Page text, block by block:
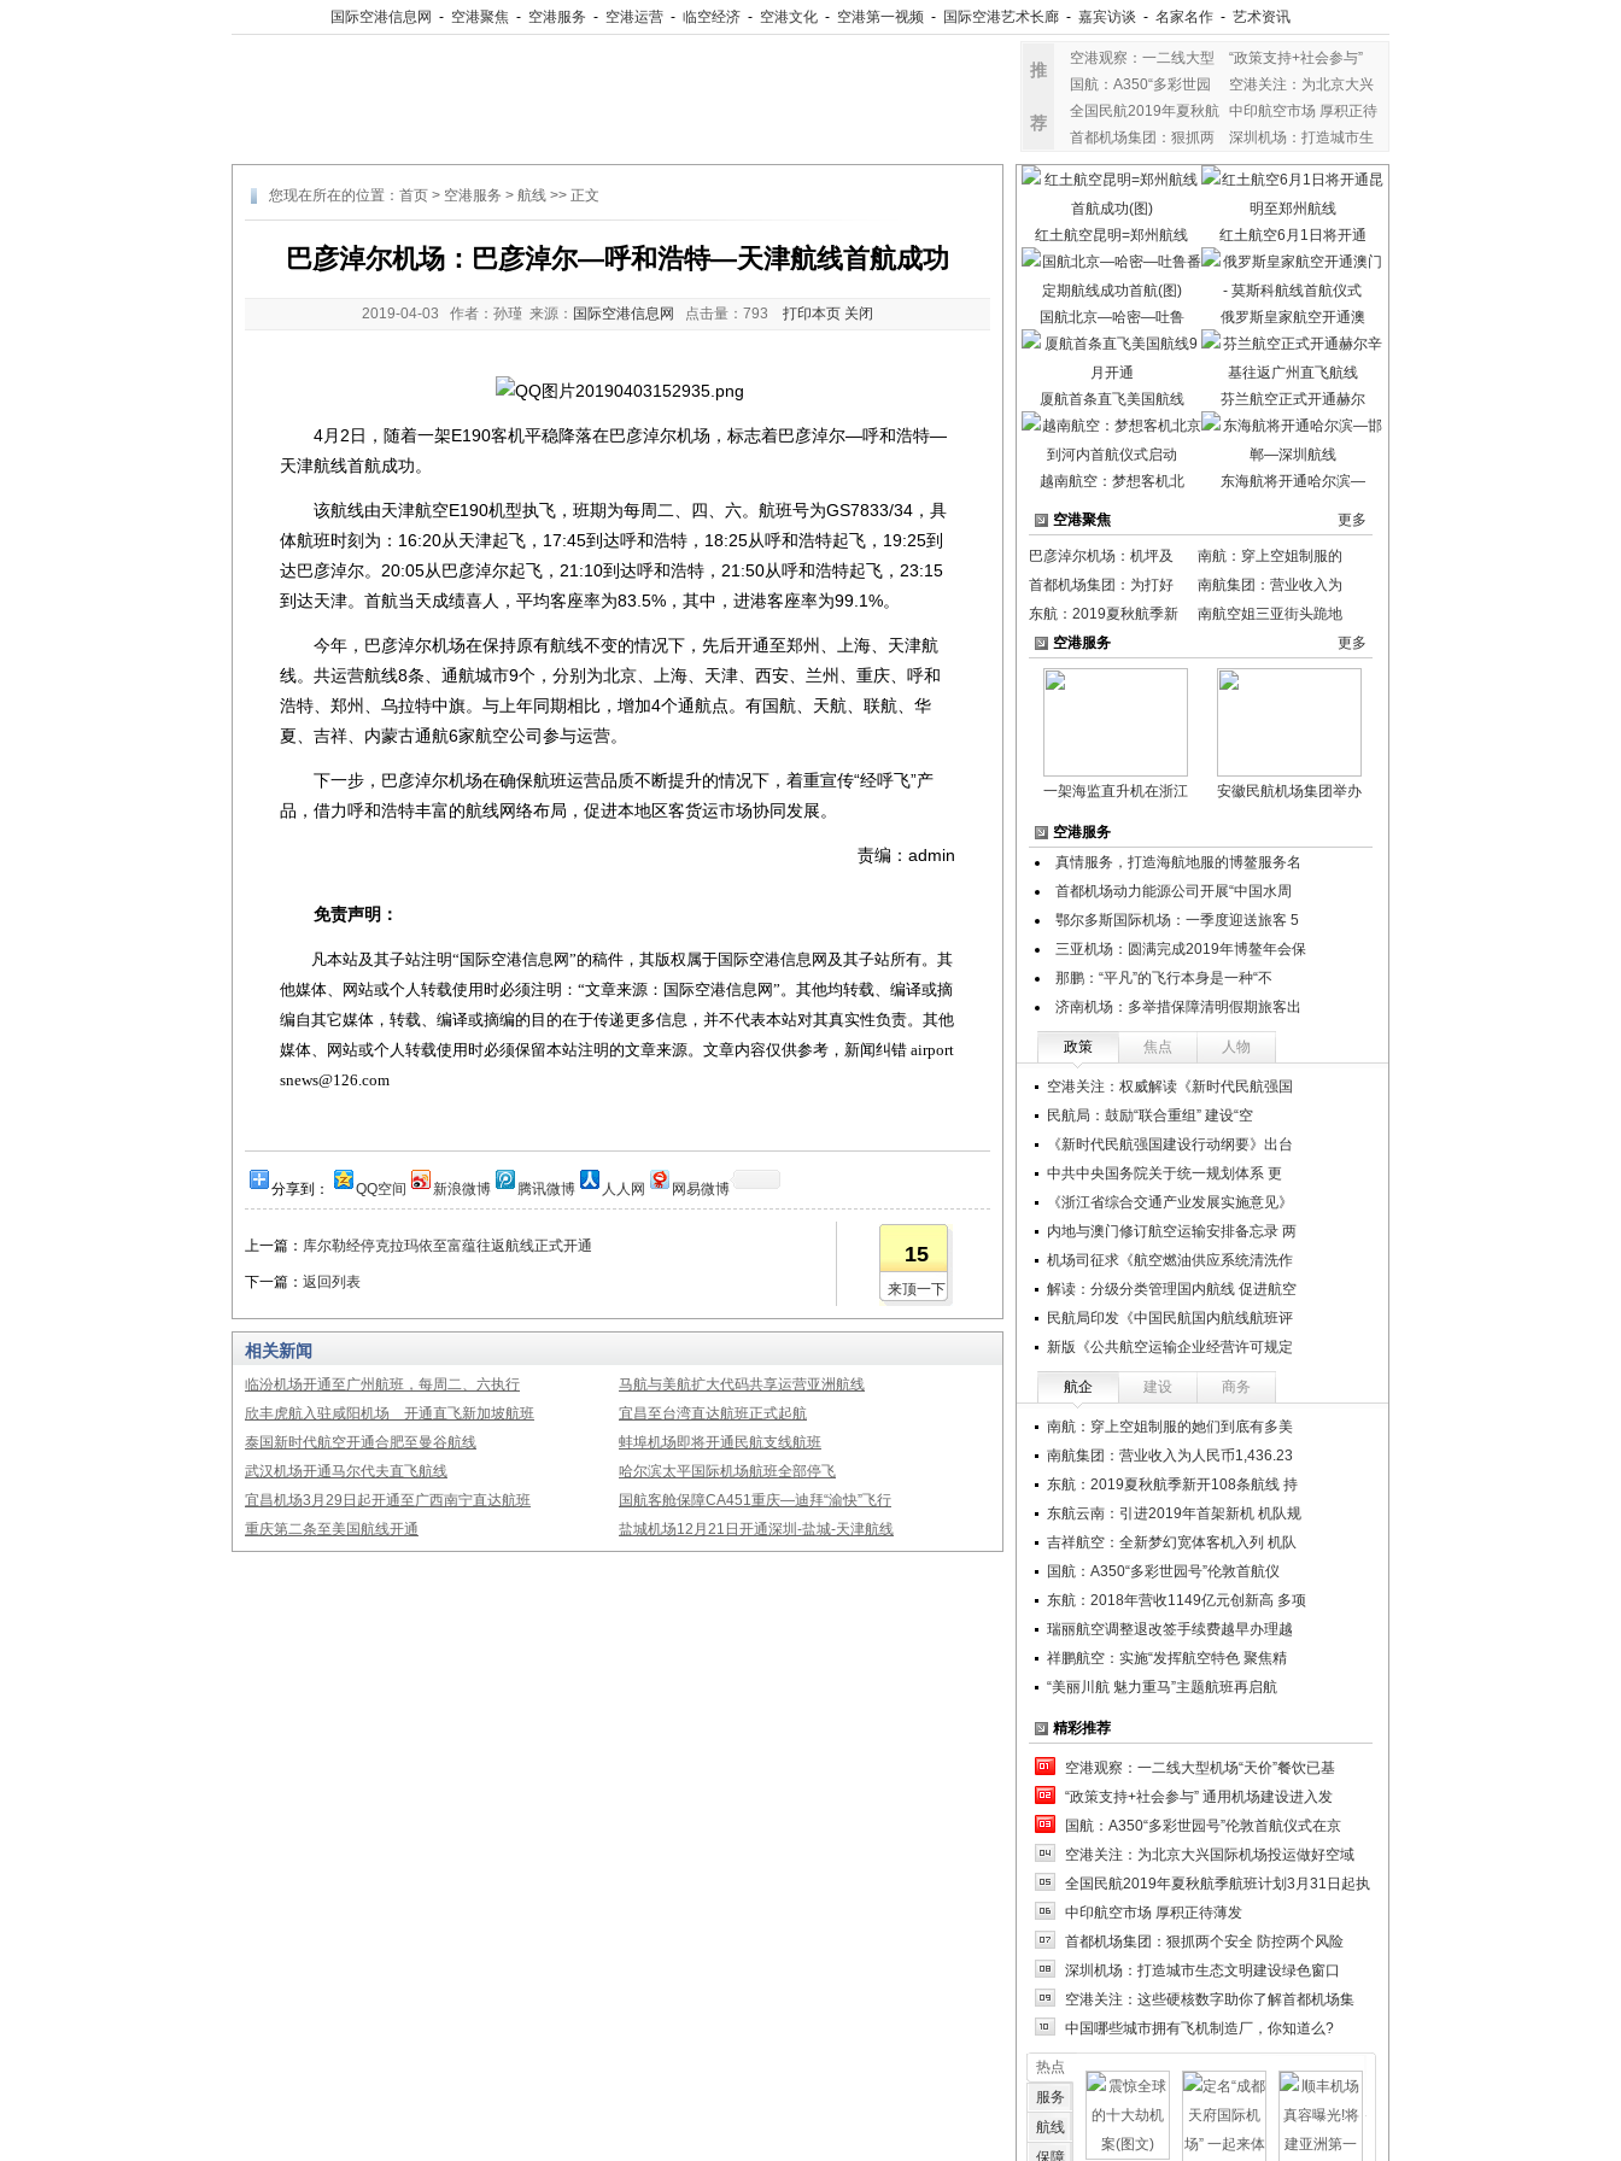
国际空港信息网 - 空港聚焦 - 空港服务 - 空港运营 - 临空经济 - 空港文化 - 空港第一视频 - 国际空港艺术长廊 - 嘉宾访谈 - 名家名作 - 艺术资讯
推
荐
空港观察：一二线大型
“政策支持+社会参与”
国航：A350“多彩世园
空港关注：为北京大兴
全国民航2019年夏秋航 中印航空市场 厚积正待
首都机场集团：狠抓两
深圳机场：打造城市生
您现在所在的位置： 首页 > 空港服务 > 航线 >> 正文
巴彦淖尔机场：巴彦淖尔—呼和浩特—天津航线首航成功
2019-04-03 作者：孙瑾 来源： 国际空港信息网 点击量： 793 打印本页 关闭
4月2日，随着一架E190客机平稳降落在巴彦淖尔机场，标志着巴彦淖尔—呼和浩特—
天津航线首航成功。
该航线由天津航空E190机型执飞，班期为每周二、四、六。航班号为GS7833/34，具
体航班时刻为：16:20从天津起飞，17:45到达呼和浩特，18:25从呼和浩特起飞，19:25到
达巴彦淖尔。20:05从巴彦淖尔起飞，21:10到达呼和浩特，21:50从呼和浩特起飞，23:15
到达天津。首航当天成绩喜人，平均客座率为83.5%，其中，进港客座率为99.1%。
今年，巴彦淖尔机场在保持原有航线不变的情况下，先后开通至郑州、上海、天津航
线。共运营航线8条、通航城市9个，分别为北京、上海、天津、西安、兰州、重庆、呼和
浩特、郑州、乌拉特中旗。与上年同期相比，增加4个通航点。有国航、天航、联航、华
夏、吉祥、内蒙古通航6家航空公司参与运营。
下一步，巴彦淖尔机场在确保航班运营品质不断提升的情况下，着重宣传“经呼飞”产
品，借力呼和浩特丰富的航线网络布局，促进本地区客货运市场协同发展。
责编：admin
免责声明：
凡本站及其子站注明“国际空港信息网”的稿件，其版权属于国际空港信息网及其子站所有。其
他媒体、网站或个人转载使用时必须注明：“文章来源：国际空港信息网”。其他均转载、编译或摘
编自其它媒体，转载、编译或摘编的目的在于传递更多信息，并不代表本站对其真实性负责。其他
媒体、网站或个人转载使用时必须保留本站注明的文章来源。文章内容仅供参考，新闻纠错 airport
snews@126.com
分享到： QQ空间 新浪微博 腾讯微博 人人网 网易微博
上一篇： 库尔勒经停克拉玛依至富蕴往返航线正式开通
下一篇： 返回列表
15
来顶一下
相关新闻
临汾机场开通至广州航班，每周二、六执行
马航与美航扩大代码共享运营亚洲航线
欣丰虎航入驻咸阳机场 开通直飞新加坡航班
宜昌至台湾直达航班正式起航
泰国新时代航空开通合肥至曼谷航线
蚌埠机场即将开通民航支线航班
武汉机场开通马尔代夫直飞航线
哈尔滨太平国际机场航班全部停飞
宜昌机场3月29日起开通至广西南宁直达航班
国航客舱保障CA451重庆—迪拜“渝快”飞行
重庆第二条至美国航线开通
盐城机场12月21日开通深圳-盐城-天津航线
红土航空昆明=郑州航线 红土航空6月1日将开通
国航北京—哈密—吐鲁 俄罗斯皇家航空开通澳
厦航首条直飞美国航线 芬兰航空正式开通赫尔
越南航空：梦想客机北 东海航将开通哈尔滨—
空港聚焦 更多
巴彦淖尔机场：机坪及
南航：穿上空姐制服的
首都机场集团：为打好
南航集团：营业收入为
东航：2019夏秋航季新
南航空姐三亚街头跪地
空港服务
更多
一架海监直升机在浙江 安徽民航机场集团举办
空港服务
真情服务，打造海航地服的博鳌服务名
首都机场动力能源公司开展“中国水周
鄂尔多斯国际机场：一季度迎送旅客 5
三亚机场：圆满完成2019年博鳌年会保
那鹏：“平凡”的飞行本身是一种“不
济南机场：多举措保障清明假期旅客出
政策 焦点 人物
空港关注：权威解读《新时代民航强国
民航局：鼓励“联合重组” 建设“空
《新时代民航强国建设行动纲要》出台
中共中央国务院关于统一规划体系 更
《浙江省综合交通产业发展实施意见》
内地与澳门修订航空运输安排备忘录 两
机场司征求《航空燃油供应系统清洗作
解读：分级分类管理国内航线 促进航空
民航局印发《中国民航国内航线航班评
新版《公共航空运输企业经营许可规定
航企 建设 商务
南航：穿上空姐制服的她们到底有多美
南航集团：营业收入为人民币1,436.23
东航：2019夏秋航季新开108条航线 持
东航云南：引进2019年首架新机 机队规
吉祥航空：全新梦幻宽体客机入列 机队
国航：A350“多彩世园号”伦敦首航仪
东航：2018年营收1149亿元创新高 多项
瑞丽航空调整退改签手续费越早办理越
祥鹏航空：实施“发挥航空特色 聚焦精
“美丽川航 魅力重马”主题航班再启航
精彩推荐
空港观察：一二线大型机场“天价”餐饮已基
“政策支持+社会参与” 通用机场建设进入发
国航：A350“多彩世园号”伦敦首航仪式在京
空港关注：为北京大兴国际机场投运做好空域
全国民航2019年夏秋航季航班计划3月31日起执
中印航空市场 厚积正待薄发
首都机场集团：狠抓两个安全 防控两个风险
深圳机场：打造城市生态文明建设绿色窗口
空港关注：这些硬核数字助你了解首都机场集
中国哪些城市拥有飞机制造厂，你知道么?
热点
服务
航线
保障